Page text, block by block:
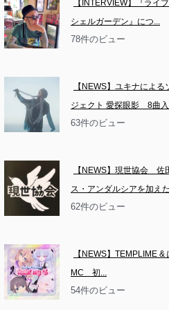
【INTERVIEW】『ライ
シェルガーデン』につ...
78件のビュー
【NEWS】ユキナによる
ジェクト 愛探眼影　8曲
63件のビュー
【NEWS】現世協会　佐
ス・アンダルシアを加え
62件のビュー
【NEWS】TEMPLIME &
MC　初...
54件のビュー